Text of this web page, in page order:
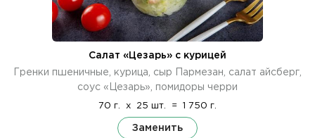
Салат «Цезарь» с курицей
Гренки пшеничные, курица, сыр Пармезан, салат айсберг,
соус «Цезарь», помидоры черри
70 г. x 25 шт. = 1 750 г.
Заменить